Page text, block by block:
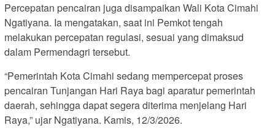
Percepatan pencairan juga disampaikan Wali Kota Cimahi
Ngatiyana. Ia mengatakan, saat ini Pemkot tengah
melakukan percepatan regulasi, sesuai yang dimaksud
dalam Permendagri tersebut.
“Pemerintah Kota Cimahi sedang mempercepat proses
pencairan Tunjangan Hari Raya bagi aparatur pemerintah
daerah, sehingga dapat segera diterima menjelang Hari
Raya,” ujar Ngatiyana. Kamis, 12/3/2026.